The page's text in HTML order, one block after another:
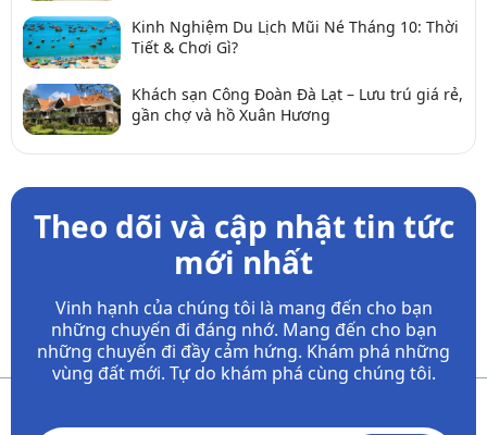
Kinh Nghiệm Du Lịch Mũi Né Tháng 10: Thời
Tiết & Chơi Gì?
Khách sạn Công Đoàn Đà Lạt – Lưu trú giá rẻ,
gần chợ và hồ Xuân Hương
Theo dõi và cập nhật tin tức
mới nhất
Vinh hạnh của chúng tôi là mang đến cho bạn
những chuyến đi đáng nhớ. Mang đến cho bạn
những chuyến đi đầy cảm hứng. Khám phá những
vùng đất mới. Tự do khám phá cùng chúng tôi.